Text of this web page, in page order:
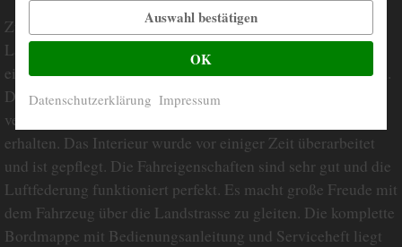
Zum Verkauf steht eine Mercedes Benz 300 SE Heckflosse
Lang mit Schiebedach und Automatik. Es handelt sich um
ein sehr seltenes und gut erhaltenes Fahrzeug aus Schweden.
Die Karosserie ist weitestgehend original und vom Rost
verschont geblieben. Der Unterboden ist solide und gut
erhalten. Das Interieur wurde vor einiger Zeit überarbeitet
und ist gepflegt. Die Fahreigenschaften sind sehr gut und die
Luftfederung funktioniert perfekt. Es macht große Freude mit
dem Fahrzeug über die Landstrasse zu gleiten. Die komplette
Bordmappe mit Bedienungsanleitung und Serviceheft liegt
Auswahl bestätigen
OK
Datenschutzerklärung Impressum